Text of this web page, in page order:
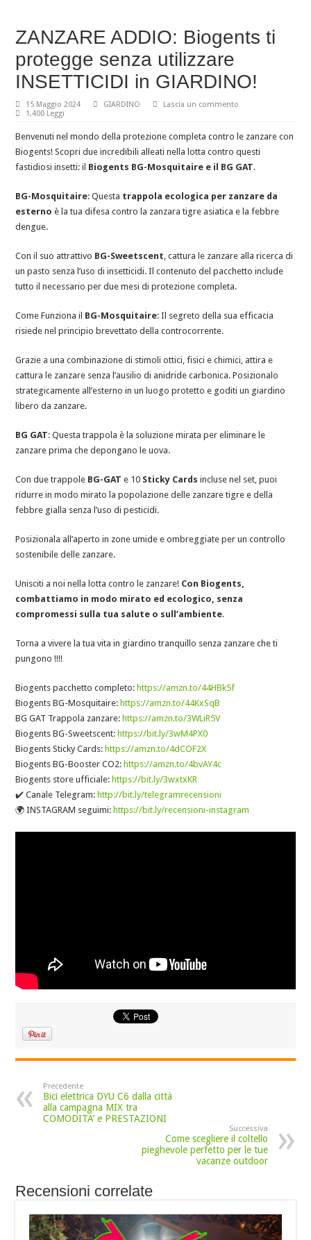
ZANZARE ADDIO: Biogents ti
protegge senza utilizzare
INSETTICIDI in GIARDINO!
15 Maggio 2024 GIARDINO
Lascia un commento
1,400 Leggi
Benvenuti nel mondo della protezione completa contro le zanzare con
Biogents! Scopri due incredibili alleati nella lotta contro questi
fastidiosi insetti: il Biogents BG-Mosquitaire e il BG GAT.
BG-Mosquitaire: Questa trappola ecologica per zanzare da
esterno è la tua difesa contro la zanzara tigre asiatica e la febbre
dengue.
Con il suo attrattivo BG-Sweetscent, cattura le zanzare alla ricerca di
un pasto senza l’uso di insetticidi. Il contenuto del pacchetto include
tutto il necessario per due mesi di protezione completa.
Come Funziona il BG-Mosquitaire: Il segreto della sua efficacia
risiede nel principio brevettato della controcorrente.
Grazie a una combinazione di stimoli ottici, fisici e chimici, attira e
cattura le zanzare senza l’ausilio di anidride carbonica. Posizionalo
strategicamente all’esterno in un luogo protetto e goditi un giardino
libero da zanzare.
BG GAT: Questa trappola è la soluzione mirata per eliminare le
zanzare prima che depongano le uova.
Con due trappole BG-GAT e 10 Sticky Cards incluse nel set, puoi
ridurre in modo mirato la popolazione delle zanzare tigre e della
febbre gialla senza l’uso di pesticidi.
Posizionala all’aperto in zone umide e ombreggiate per un controllo
sostenibile delle zanzare.
Unisciti a noi nella lotta contro le zanzare! Con Biogents,
combattiamo in modo mirato ed ecologico, senza
compromessi sulla tua salute o sull’ambiente.
Torna a vivere la tua vita in giardino tranquillo senza zanzare che ti
pungono !!!!
Biogents pacchetto completo: https://amzn.to/44HBk5f
Biogents BG-Mosquitaire: https://amzn.to/44KxSqB
BG GAT Trappola zanzare: https://amzn.to/3WLiR5V
Biogents BG-Sweetscent: https://bit.ly/3wM4PX0
Biogents Sticky Cards: https://amzn.to/4dCOF2X
Biogents BG-Booster CO2: https://amzn.to/4bvAY4c
Biogents store ufficiale: https://bit.ly/3wxtxKR
✔️ Canale Telegram: http://bit.ly/telegramrecensioni
🌍 INSTAGRAM seguimi: https://bit.ly/recensioni-instagram
Precedente
Bici elettrica DYU C6 dalla città
alla campagna MIX tra
COMODITA’ e PRESTAZIONI
Successiva
Come scegliere il coltello
pieghevole perfetto per le tue
vacanze outdoor
Recensioni correlate